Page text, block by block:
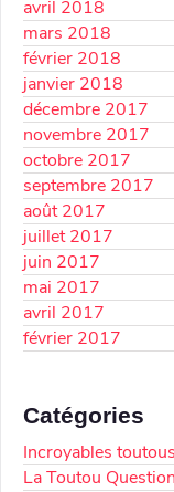
avril 2018
mars 2018
février 2018
janvier 2018
décembre 2017
novembre 2017
octobre 2017
septembre 2017
août 2017
juillet 2017
juin 2017
mai 2017
avril 2017
février 2017
Catégories
Incroyables toutous
La Toutou Question